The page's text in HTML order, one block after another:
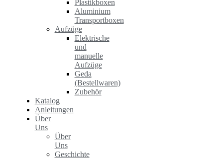
Plastikboxen
Aluminium
Transportboxen
Aufzüge
Elektrische
und
manuelle
Aufzüge
Geda
(Bestellwaren)
Zubehör
Katalog
Anleitungen
Über
Uns
Über
Uns
Geschichte